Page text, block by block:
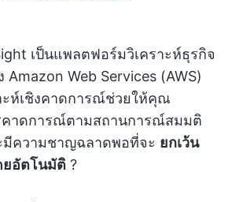
เป็นแพลตฟอร์มวิเคราะห์ธุรกิจ
Amazon Web Services (AWS)
ะห์เชิงคาดการณ์ช่วยให้คุณ
คาดการณ์ตามสถานการณ์สมมติ
มีความชาญฉลาดพอที่จะ ยกเว้น
อัตโนมัติ ?